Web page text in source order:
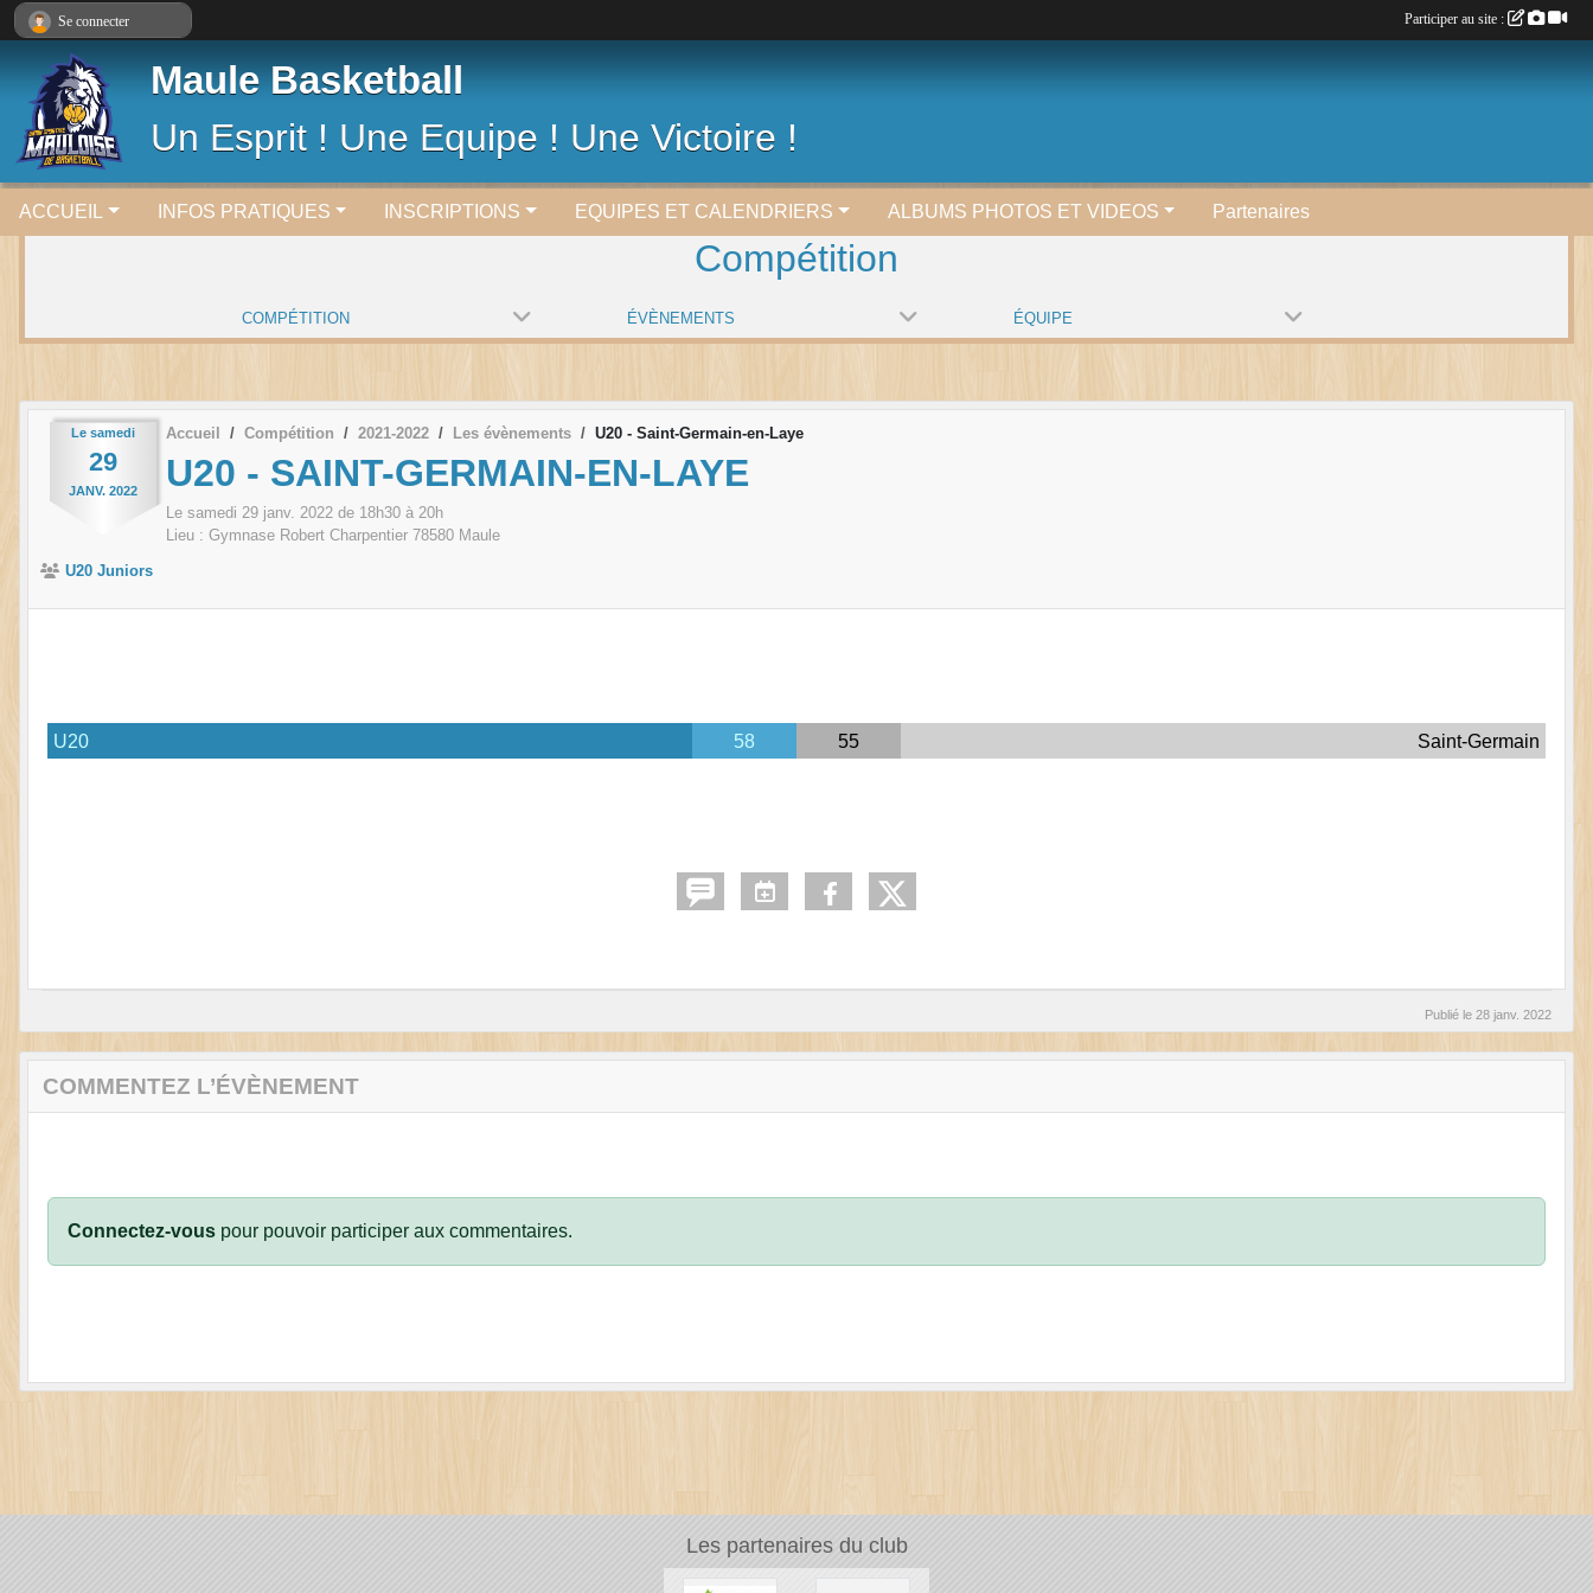
Maule Basketball
Un Esprit ! Une Equipe ! Une Victoire !
ACCUEIL INFOS PRATIQUES INSCRIPTIONS EQUIPES ET CALENDRIERS ALBUMS PHOTOS ET VIDEOS Partenaires
Compétition
COMPÉTITION ÉVÈNEMENTS ÉQUIPE
Le samedi
29
JANV. 2022
Accueil Compétition 2021-2022 Les évènements U20 - Saint-Germain-en-Laye
U20 - SAINT-GERMAIN-EN-LAYE
Le samedi 29 janv. 2022 de 18h30 à 20h
Lieu : Gymnase Robert Charpentier 78580 Maule
U20 Juniors
U20 58 55 Saint-Germain
Publié le 28 janv. 2022
COMMENTEZ L’ÉVÈNEMENT
Connectez-vous pour pouvoir participer aux commentaires.
Les partenaires du club
Se connecter Participer au site :
Panneau de gestion des cookies